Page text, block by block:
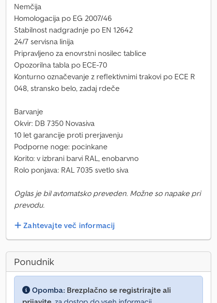
Nemčija
Homologacija po EG 2007/46
Stabilnost nadgradnje po EN 12642
24/7 servisna linija
Pripravljeno za enovrstni nosilec tablice
Opozorilna tabla po ECE-70
Konturno označevanje z reflektivnimi trakovi po ECE R
048, stransko belo, zadaj rdeče
Barvanje
Okvir: DB 7350 Novasiva
10 let garancije proti prerjavenju
Podporne noge: pocinkane
Korito: v izbrani barvi RAL, enobarvno
Rolo ponjava: RAL 7035 svetlo siva
Oglas je bil avtomatsko preveden. Možne so napake pri
prevodu.
Zahtevajte več informacij
Ponudnik
Opomba: Brezplačno se registrirajte ali